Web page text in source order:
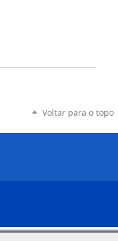
Voltar para o topo